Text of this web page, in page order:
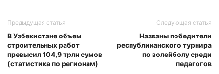
Предыдущая статья
В Узбекистане объем
строительных работ
превысил 104,9 трлн сумов
(статистика по регионам)
Следующая статья
Названы победители
республиканского турнира
по волейболу среди
педагогов